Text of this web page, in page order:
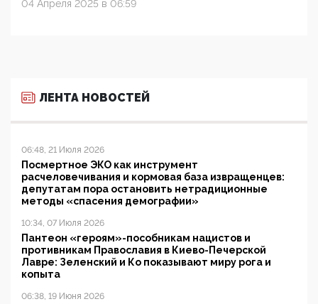
04 Апреля 2025 в 06:59
ЛЕНТА НОВОСТЕЙ
06:48, 21 Июля 2026
Посмертное ЭКО как инструмент
расчеловечивания и кормовая база извращенцев:
депутатам пора остановить нетрадиционные
методы «спасения демографии»
10:34, 07 Июля 2026
Пантеон «героям»-пособникам нацистов и
противникам Православия в Киево-Печерской
Лавре: Зеленский и Ко показывают миру рога и
копыта
06:38, 19 Июня 2026